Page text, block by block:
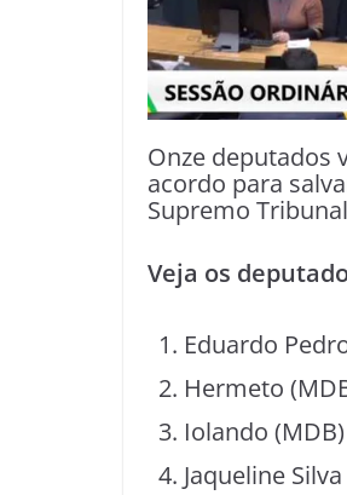
Onze deputados
acordo para
Supremo
Veja os
Eduardo
Hermeto
Iolando (MDB)
Jaqueline